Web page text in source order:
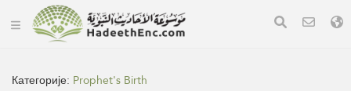
Категорије: Prophet's Birth